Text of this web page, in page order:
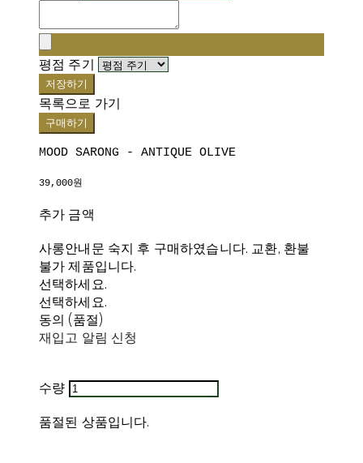
평점 주기
저장하기
목록으로 가기
구매하기
MOOD SARONG - ANTIQUE OLIVE
39,000원
추가 금액
사롱안내문 숙지 후 구매하였습니다. 교환, 환불
불가 제품입니다.
선택하세요.
선택하세요.
동의 (품절)
재입고 알림 신청
수량
품절된 상품입니다.